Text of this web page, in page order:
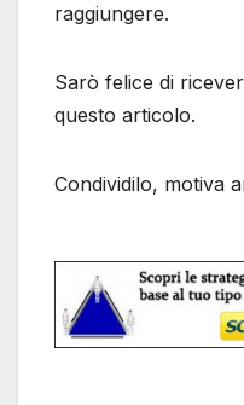
raggiungere.
Sarò felice di
questo articolo.
Condividilo, motiva